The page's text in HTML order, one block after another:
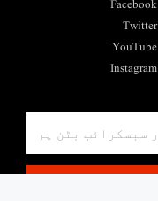
Facebook
Twitter
YouTube
Instagram